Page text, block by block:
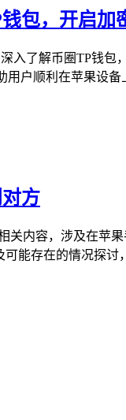
包，开启加
入了解币圈TP钱
户顺利在苹果设
方
关内容，涉及在苹
能存在的情况探